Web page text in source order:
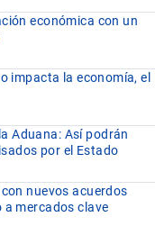
económica con un
impacta la economía, el
Aduana: Así podrán
por el Estado
nuevos acuerdos
mercados clave